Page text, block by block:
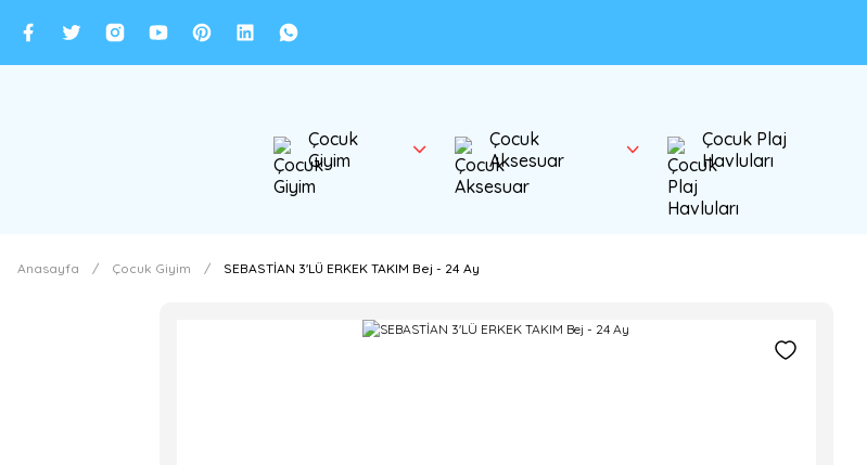
Çocuk
Giyim
Çocuk
Aksesuar
Çocuk Plaj
Havluları
Anasayfa Çocuk Giyim SEBASTİAN 3'LÜ ERKEK TAKIM Bej - 24 Ay